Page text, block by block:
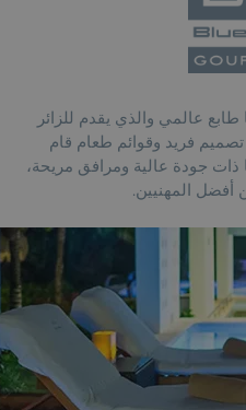
طابع عالمي والذي يقدم للزائر
فريد وقوائم طعام قام
جودة عالية ومرافق مريحة،
المهنيين.